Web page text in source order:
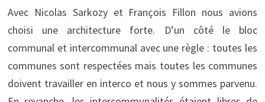
Avec Nicolas Sarkozy et François Fillon nous avions
choisi une architecture forte. D’un côté le bloc
communal et intercommunal avec une règle : toutes les
communes sont respectées mais toutes les communes
doivent travailler en interco et nous y sommes parvenu.